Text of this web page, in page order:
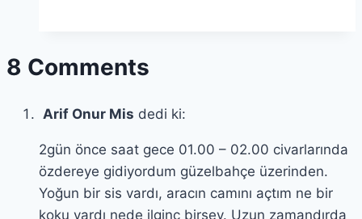
8 Comments
Arif Onur Mis dedi ki:
2gün önce saat gece 01.00 – 02.00 civarlarında
özdereye gidiyordum güzelbahçe üzerinden.
Yoğun bir sis vardı, aracın camını açtım ne bir
koku vardı nede ilginç birşey. Uzun zamandırda